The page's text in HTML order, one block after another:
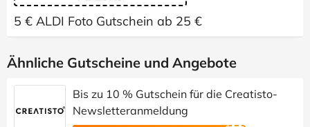
5 € ALDI Foto Gutschein ab 25 €
Ähnliche Gutscheine und Angebote
Bis zu 10 % Gutschein für die Creatisto-
Newsletteranmeldung